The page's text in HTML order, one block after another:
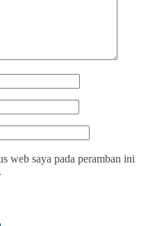
web saya pada peramban ini